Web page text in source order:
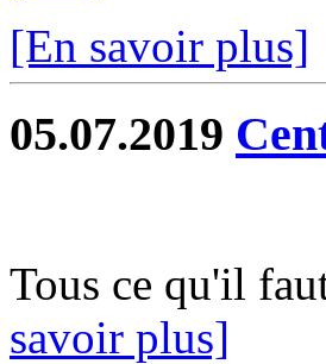
[En savoir plus]
05.07.2019
Tous ce qu'il
savoir plus]